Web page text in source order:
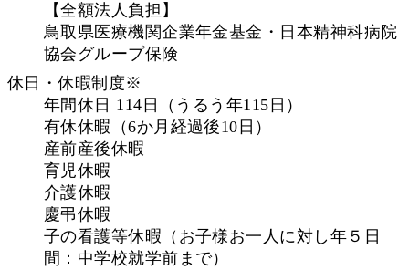
【全額法人負担】
鳥取県医療機関企業年金基金・日本精神科病院
協会グループ保険
休日・休暇制度※
年間休日 114日（うるう年115日）
有休休暇（6か月経過後10日）
産前産後休暇
育児休暇
介護休暇
慶弔休暇
子の看護等休暇（お子様お一人に対し年５日
間：中学校就学前まで）